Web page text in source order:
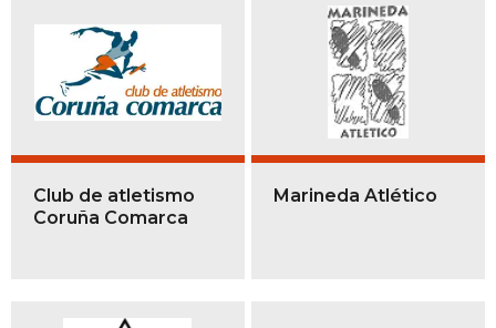
Club de atletismo
Coruña Comarca
Marineda Atlético